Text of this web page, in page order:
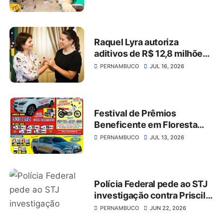
Raquel Lyra autoriza
aditivos de R$ 12,8 milhões
para empresas de vice
PERNAMBUCO JUL 16, 2026
Festival de Prêmios
Beneficente em Floresta
terá S10, Hilux e Pop 0 km
PERNAMBUCO JUL 13, 2026
Polícia Federal pede ao STJ
investigação contra Priscila
Krause por repasses a
PERNAMBUCO JUN 22, 2026